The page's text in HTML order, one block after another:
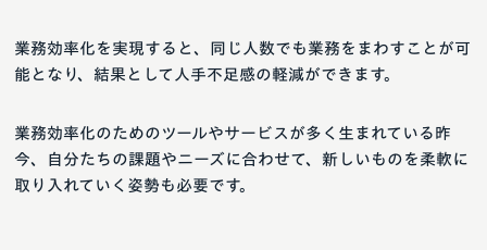
業務効率化を実現すると、同じ人数でも業務をまわすことが可
能となり、結果として人手不足感の軽減ができます。
業務効率化のためのツールやサービスが多く生まれている昨
今、自分たちの課題やニーズに合わせて、新しいものを柔軟に
取り入れていく姿勢も必要です。